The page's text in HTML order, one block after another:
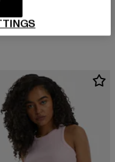
KANI
Three Pack
EURPreis: 15,99 EUR
19,99 EUR